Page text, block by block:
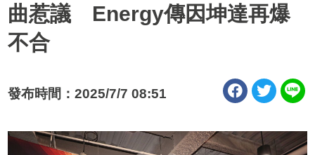
曲惹議 Energy傳因坤達再爆
不合
發布時間：2025/7/7 08:51